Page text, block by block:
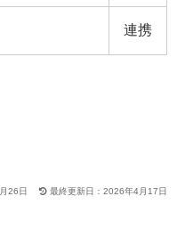
連携
月26日 最終更新日：2026年4月17日